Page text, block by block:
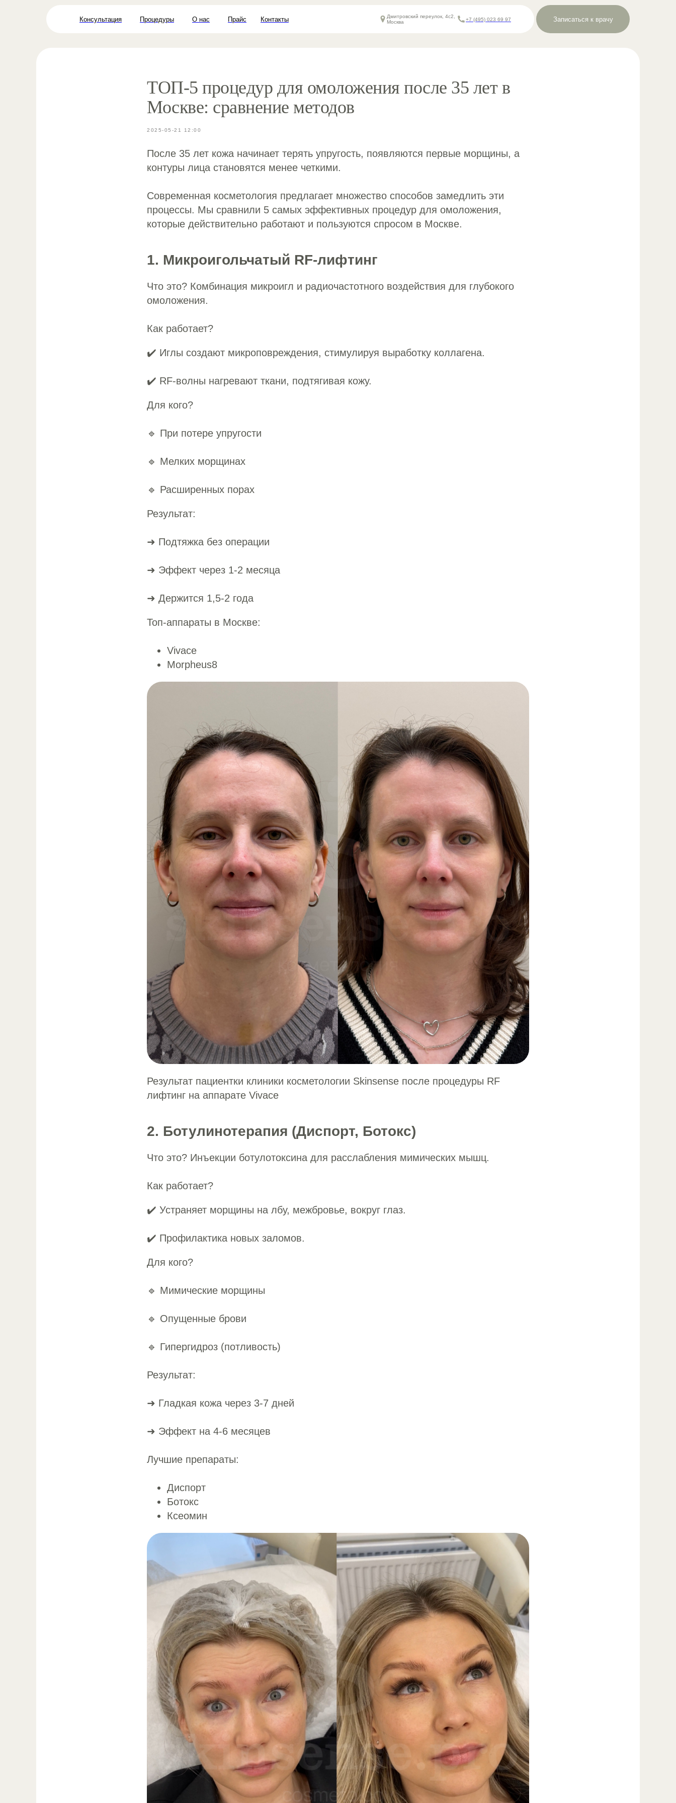
Записаться к врачу
Консультация Процедуры О нас Прайс Контакты
Дмитровский переулок, 4с2,
Москва
+7 (495) 023 69 97
ТОП-5 процедур для омоложения после 35 лет в
Москве: сравнение методов
2025-05-21 12:00
После 35 лет кожа начинает терять упругость, появляются первые морщины, а
контуры лица становятся менее четкими.
Современная косметология предлагает множество способов замедлить эти
процессы. Мы сравнили 5 самых эффективных процедур для омоложения,
которые действительно работают и пользуются спросом в Москве.
1. Микроигольчатый RF-лифтинг
Что это? Комбинация микроигл и радиочастотного воздействия для глубокого
омоложения.
Как работает?
✔️ Иглы создают микроповреждения, стимулируя выработку коллагена.
✔️ RF-волны нагревают ткани, подтягивая кожу.
Для кого?
🔹 При потере упругости
🔹 Мелких морщинах
🔹 Расширенных порах
Результат:
➜ Подтяжка без операции
➜ Эффект через 1-2 месяца
➜ Держится 1,5-2 года
Топ-аппараты в Москве:
Vivace
Morpheus8
Результат пациентки клиники косметологии Skinsense после процедуры RF
лифтинг на аппарате Vivace
2. Ботулинотерапия (Диспорт, Ботокс)
Что это? Инъекции ботулотоксина для расслабления мимических мышц.
Как работает?
✔️ Устраняет морщины на лбу, межбровье, вокруг глаз.
✔️ Профилактика новых заломов.
Для кого?
🔹 Мимические морщины
🔹 Опущенные брови
🔹 Гипергидроз (потливость)
Результат:
➜ Гладкая кожа через 3-7 дней
➜ Эффект на 4-6 месяцев
Лучшие препараты:
Диспорт
Ботокс
Ксеомин